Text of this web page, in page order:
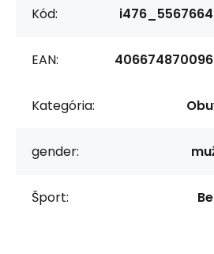
Kód:
EAN:
Kategória:
gender:
Šport: